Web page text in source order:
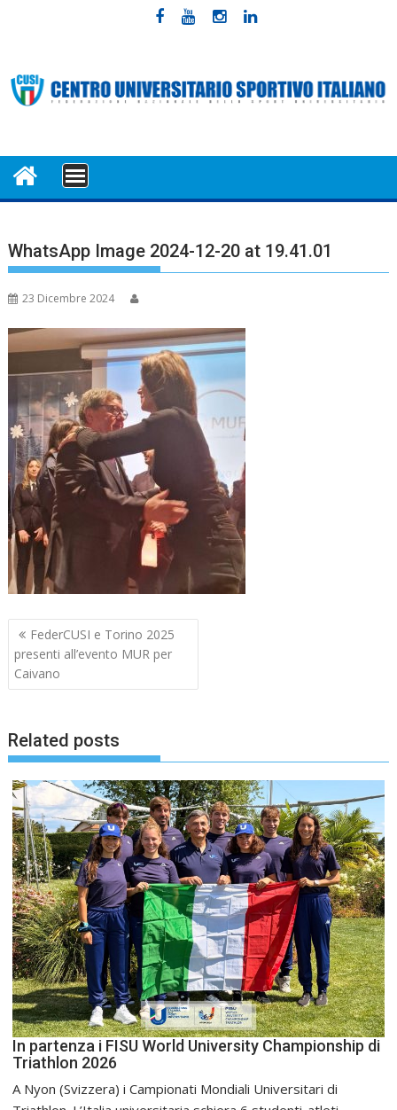
MENU
WhatsApp Image 2024-12-20 at 19.41.01
23 Dicembre 2024
Navigazione
articoli
FederCUSI e Torino 2025
presenti all’evento MUR per
Caivano
Related posts
In partenza i FISU World University Championship di
Triathlon 2026
A Nyon (Svizzera) i Campionati Mondiali Universitari di